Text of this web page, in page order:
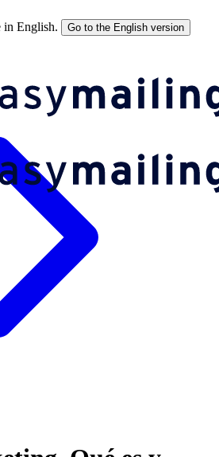
in English. Go to the English version
hacerlo con éxito en 2026